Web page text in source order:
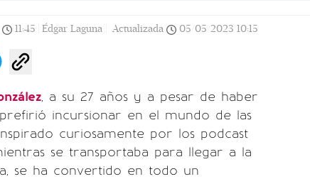
11:45 Édgar Laguna | Actualizada 05/05/2023 10:15
, a su 27 años y a pesar de haber
prefirió incursionar en el mundo de las
curiosamente por los podcast
se transportaba para llegar a la
se ha convertido en todo un